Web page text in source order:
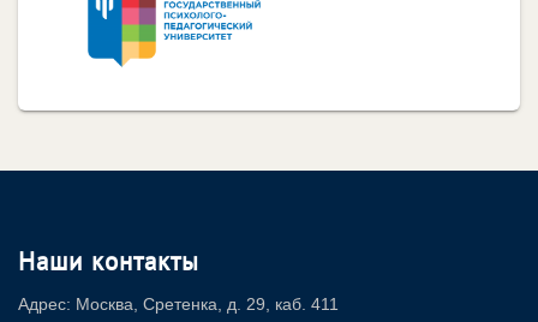
Наши контакты
Адрес: Москва, Сретенка, д. 29, каб. 411